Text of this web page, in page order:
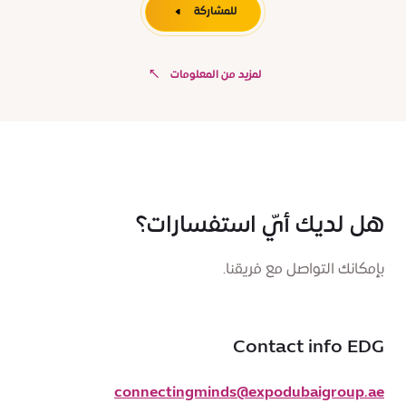
لمزيد من المعلومات
للمشاركة
هل لديك أيّ استفسارات؟
بإمكانك التواصل مع فريقنا.
Contact info EDG
connectingminds@expodubaigroup.ae